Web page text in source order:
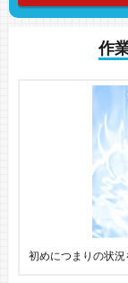
作
初めにつまりの状況